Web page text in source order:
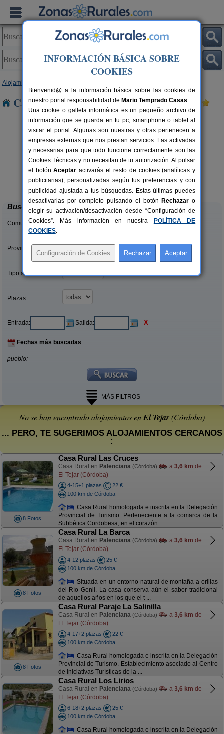
Alojamientos
Casas Rurales cerca de El Tejar
10-12 pers.
desde27 €
Casa Rural La Cruz de San Pedro
Añora (Córdoba)
Buscar
Comunidades:
Provincias/Islas:
Tipo alquiler:
Plazas:
Entrada: Salida: X
Fechas más buscadas
pueblo:
MÁS FILTROS
No se han encontrado alojamientos enEl Tejar(Córdoba)
... PERO, TE SUGERIMOS ALOJAMIENTOS CERCANOS
:
8 Fotos
Casa Rural Las Cruces
Casa Rural en Palenciana (Córdoba) a 3,6 km de
El Tejar (Córdoba)
4-15+1 plazas
22 €
100 km de Córdoba
Casa Rural homologada e inscrita en la Delegación
Provincial de Turismo. Perteneciente a la comarca de la
Subbética Cordobesa, en el corazón ...
8 Fotos
Casa Rural La Barca
Casa Rural en Palenciana (Córdoba) a 3,6 km de
El Tejar (Córdoba)
4-12 plazas
25 €
100 km de Córdoba
Situada en un entorno natural de montaña a orillas
del Río Genil. La casa conserva aún el sabor tradicional
de aquellos años en los que el t ...
8 Fotos
Casa Rural Paraje La Salinilla
Casa Rural en Palenciana (Córdoba) a 3,6 km de
El Tejar (Córdoba)
4-17+2 plazas
22 €
100 km de Córdoba
Casa Rural homologada e inscrita en la Delegación
Provincial de Turismo. Establecimiento asociado al Centro
de Iniciativas Turísticas de la ...
Casa Rural Los Lirios
Casa Rural en Palenciana (Córdoba) a 3,6 km de
El Tejar (Córdoba)
6-18+2 plazas
25 €
100 km de Córdoba
Casa Rural homologada e inscrita en la Delegación
INFORMACIÓN BÁSICA SOBRE
COOKIES
Bienvenid@ a la información básica sobre las cookies de
nuestro portal responsabilidad de Mario Temprado Casas.
Una cookie o galleta informática es un pequeño archivo de
información que se guarda en tu pc, smartphone o tablet al
visitar el portal. Algunas son nuestras y otras pertenecen a
empresas externas que nos prestan servicios. Las activadas
y necesarias para que todo funcione correctamente son las
Cookies Técnicas y no necesitan de tu autorización. Al pulsar
el botónAceptar activarás el resto de cookies (analíticas y
publicitarias), personalizadas según tus preferencias y con
publicidad ajustada a tus búsquedas. Estas últimas puedes
desactivarlas por completo pulsando el botón Rechazar o
elegir su activación/desactivación desde “Configuración de
Cookies”. Más información en nuestra
POLÍTICA DE
COOKIES.